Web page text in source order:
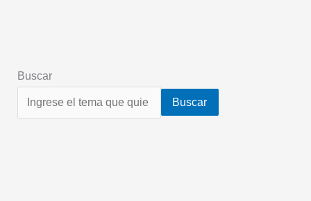
Buscar
Buscar